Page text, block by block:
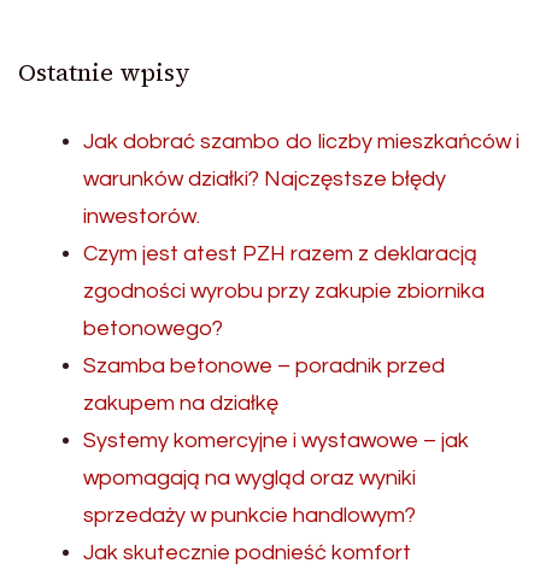
Ostatnie wpisy
Jak dobrać szambo do liczby mieszkańców i
warunków działki? Najczęstsze błędy
inwestorów.
Czym jest atest PZH razem z deklaracją
zgodności wyrobu przy zakupie zbiornika
betonowego?
Szamba betonowe – poradnik przed
zakupem na działkę
Systemy komercyjne i wystawowe – jak
wpomagają na wygląd oraz wyniki
sprzedaży w punkcie handlowym?
Jak skutecznie podnieść komfort